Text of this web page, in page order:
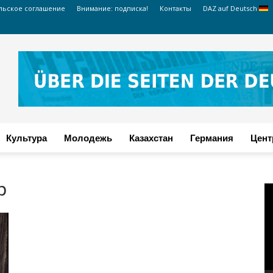
соглашение Внимание: подписка! Контакты DAZ auf Deutsch
Культура Молодежь Казахстан Германия